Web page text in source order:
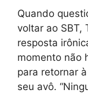
Quando
voltar ao SBT,
resposta
momento não
para retornar
seu avô.